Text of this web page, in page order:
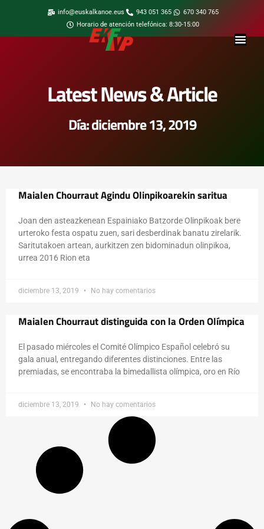
info@euskalkanoe.eus 943 051 365
670 340 765
Horario de atención telefónica: 8:30-15:00
Latest News & Article
Día: diciembre 13, 2019
Maialen Chourraut Agindu Olinpikoarekin saritua
Joan den asteazkenean Espainiako Batzorde Olinpikoak bere
urteroko festa ospatu zuen, sari desberdinak banatu zirelarik.
Saritutakoen artean, aurkitzen zen bidominadun olinpikoa,
urrea 2016 Rion eta
diciembre 13, 2019 No hay comentarios
Maialen Chourraut distinguida con la Orden Olímpica
El pasado miércoles el Comité Olímpico Español celebró su
gala anual, entregando diferentes distinciones. Entre las
premiadas, se encontraba la bimedallista olímpica, oro en Río
diciembre 13, 2019 No hay comentarios